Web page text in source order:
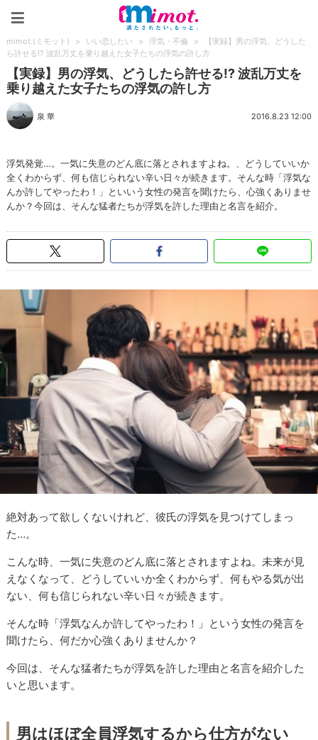
mimot.(ミモット) > いい恋したい > 浮気・不倫 >
【実録】男の浮気、どうした
ら許せる!? 波乱万丈を乗り越えた女子たちの浮気の許し方
【実録】男の浮気、どうしたら許せる!? 波乱万丈を
乗り越えた女子たちの浮気の許し方
泉 華 2016.8.23 12:00
浮気発覚…。一気に失意のどん底に落とされますよね。、どうしていいか
全くわからず、何も信じられない辛い日々が続きます。そんな時「浮気な
んか許してやったわ！」といいう女性の発言を聞けたら、心強くありませ
んか？今回は、そんな猛者たちが浮気を許した理由と名言を紹介。
絶対あって欲しくないけれど、彼氏の浮気を見つけてしまっ
た…。
こんな時、一気に失意のどん底に落とされますよね。未来が見
えなくなって、どうしていいか全くわからず、何もやる気が出
ない、何も信じられない辛い日々が続きます。
そんな時「浮気なんか許してやったわ！」という女性の発言を
聞けたら、何だか心強くありませんか？
今回は、そんな猛者たちが浮気を許した理由と名言を紹介した
いと思います。
男はほぼ全員浮気するから仕方がない